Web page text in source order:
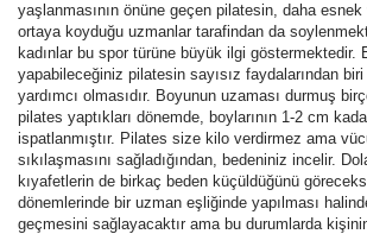
yaşlanmasının önüne geçen pilatesin, daha esnek
ortaya koyduğu uzmanlar tarafindan da
kadınlar bu spor türüne büyük ilgi göstermektedir.
yapabileceğiniz pilatesin sayısız faydalarından
yardımcı olmasıdır. Boyunun uzaması durmuş
pilates yaptıkları dönemde, boylarının 1-2 cm
ispatlanmıştır. Pilates size kilo verdirmez ama
sıkılaşmasını sağladığından, bedeniniz incelir.
kıyafetlerin de birkaç beden küçüldüğünü
dönemlerinde bir uzman eşliğinde yapılması
geçmesini sağlayacaktır ama bu durumlarda